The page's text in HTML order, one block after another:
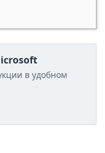
в удобном